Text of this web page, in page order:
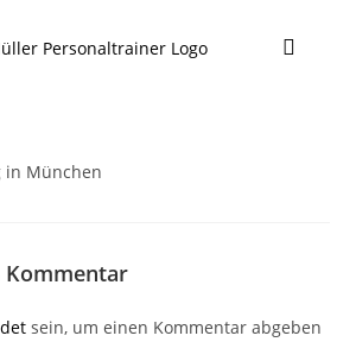
Kommentar
sein, um einen Kommentar abgeben